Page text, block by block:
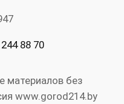
88 70
материалов без
www.gorod214.by